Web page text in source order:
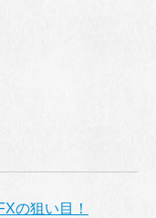
の狙い目！